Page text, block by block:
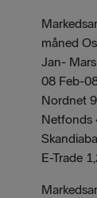
måned
Jan-
08 Feb-
Nordnet
Netfonds
E-Trade